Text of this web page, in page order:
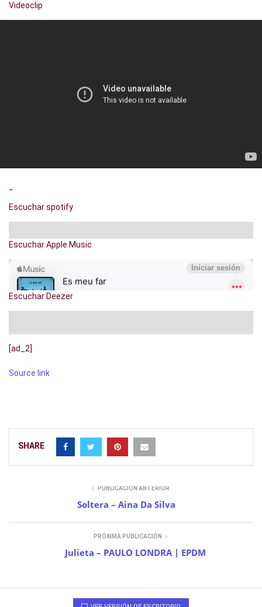
Videoclip
Escuchar spotify
Escuchar Apple Music
Escuchar Deezer
[ad_2]
Source link
SHARE
PUBLICACIÓN ANTERIOR
Soltera – Aina Da Silva
PRÓXIMA PUBLICACIÓN
Julieta – PAULO LONDRA | EPDM